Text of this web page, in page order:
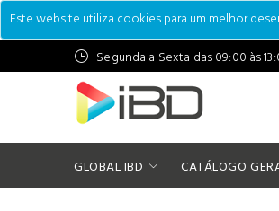
Este website utiliza cookies para um melhor
Segunda a Sexta das 09:00 às
GLOBAL IBD CATÁLOGO